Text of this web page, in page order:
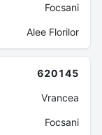
Focsani
Alee Florilor
620145
Vrancea
Focsani